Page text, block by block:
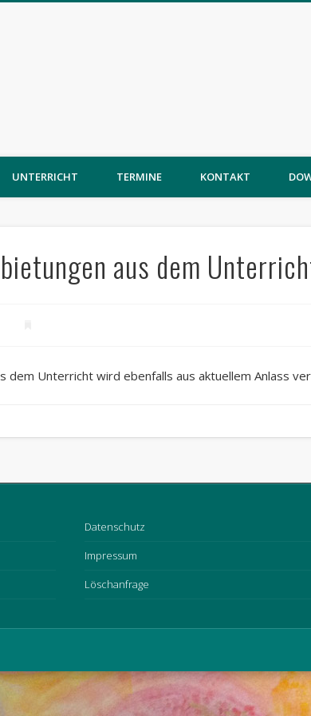
UNTERRICHT TERMINE KONTAKT
aus dem
dem Unterricht wird ebenfalls aus aktuellem Anlass
Datenschutz
Impressum
Löschanfrage